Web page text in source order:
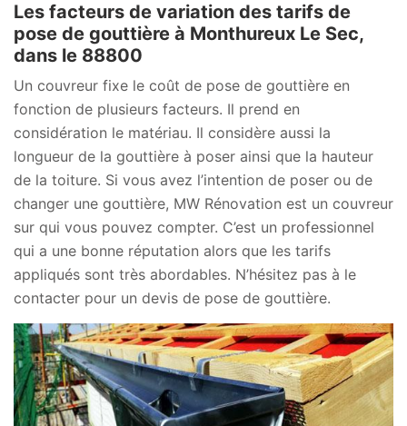
Les facteurs de variation des tarifs de
pose de gouttière à Monthureux Le Sec,
dans le 88800
Un couvreur fixe le coût de pose de gouttière en
fonction de plusieurs facteurs. Il prend en
considération le matériau. Il considère aussi la
longueur de la gouttière à poser ainsi que la hauteur
de la toiture. Si vous avez l’intention de poser ou de
changer une gouttière, MW Rénovation est un couvreur
sur qui vous pouvez compter. C’est un professionnel
qui a une bonne réputation alors que les tarifs
appliqués sont très abordables. N’hésitez pas à le
contacter pour un devis de pose de gouttière.